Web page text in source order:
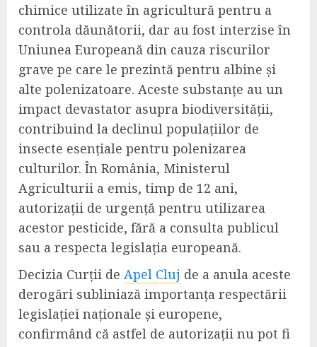
chimice utilizate în agricultură pentru a
controla dăunătorii, dar au fost interzise în
Uniunea Europeană din cauza riscurilor
grave pe care le prezintă pentru albine și
alte polenizatoare. Aceste substanțe au un
impact devastator asupra biodiversității,
contribuind la declinul populațiilor de
insecte esențiale pentru polenizarea
culturilor. În România, Ministerul
Agriculturii a emis, timp de 12 ani,
autorizații de urgență pentru utilizarea
acestor pesticide, fără a consulta publicul
sau a respecta legislația europeană.
Decizia Curții de Apel Cluj de a anula aceste
derogări subliniază importanța respectării
legislației naționale și europene,
confirmând că astfel de autorizații nu pot fi